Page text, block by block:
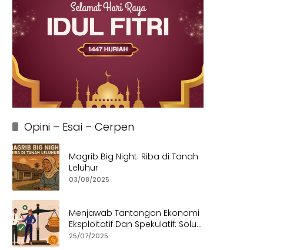
Opini – Esai – Cerpen
Magrib Big Night: Riba di Tanah
Leluhur
03/08/2025
Menjawab Tantangan Ekonomi
Eksploitatif Dan Spekulatif: Solusi
Etis dan Berkeadilan
25/07/2025